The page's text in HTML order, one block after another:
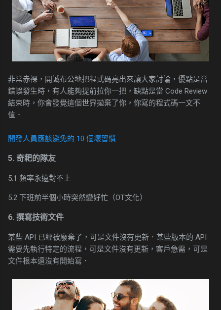
非常赤裸，開誠布公地把程式碼亮出來讓大家討論，優點是當
錯誤發生時，有人能夠提前拉你一把，缺點是當 Code Review
結束時，你會發覺這個世界拋棄了你，你寫的程式碼一文不
值．
開發人員應該避免的 10 個壞習慣
5. 奇耙的隊友
5.1 頻率永遠對不上
5.2 下班前半個小時突然變好忙（OT文化）
6. 撰寫技術文件
某些 API 已經被廢棄了，可是文件沒有更新．某些版本的 API
需要先執行特定的流程，可是文件沒有更新，客戶急需，可是
文件根本還沒有開始寫．